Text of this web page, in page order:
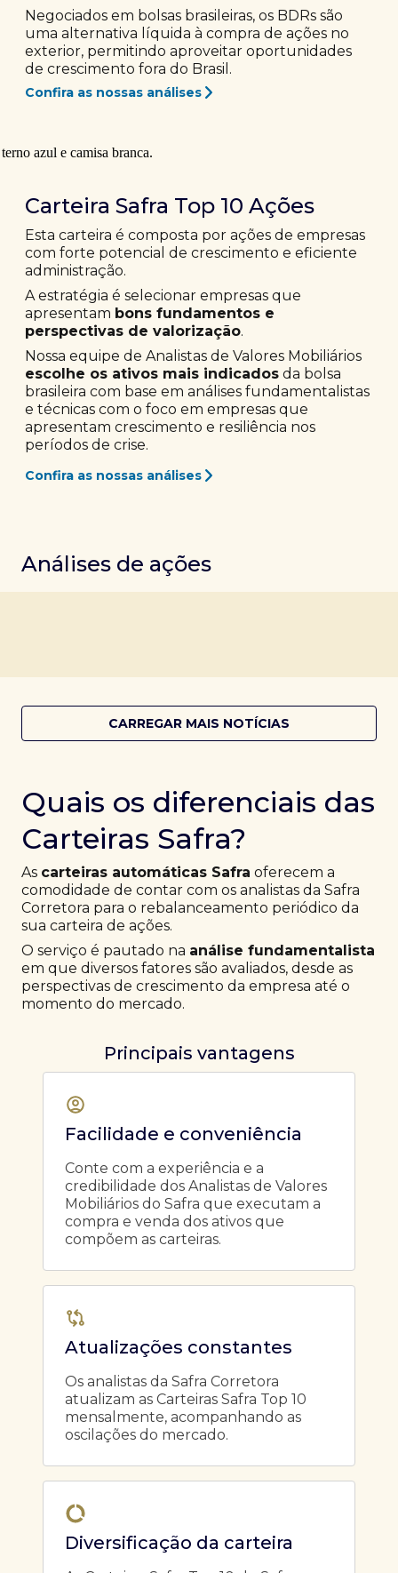
Negociados em bolsas brasileiras, os BDRs são
uma alternativa líquida à compra de ações no
exterior, permitindo aproveitar oportunidades
de crescimento fora do Brasil.
Confira as nossas análises
Carteira Safra Top 10 Ações
Esta carteira é composta por ações de empresas
com forte potencial de crescimento e eficiente
administração.
A estratégia é selecionar empresas que
apresentam bons fundamentos e
perspectivas de valorização.
Nossa equipe de Analistas de Valores Mobiliários
escolhe os ativos mais indicados da bolsa
brasileira com base em análises fundamentalistas
e técnicas com o foco em empresas que
apresentam crescimento e resiliência nos
períodos de crise.
Confira as nossas análises
Análises de ações
CARREGAR MAIS NOTÍCIAS
Quais os diferenciais das
Carteiras Safra?
As carteiras automáticas Safra oferecem a
comodidade de contar com os analistas da Safra
Corretora para o rebalanceamento periódico da
sua carteira de ações.
O serviço é pautado na análise fundamentalista
em que diversos fatores são avaliados, desde as
perspectivas de crescimento da empresa até o
momento do mercado.
Principais vantagens
Facilidade e conveniência
Conte com a experiência e a
credibilidade dos Analistas de Valores
Mobiliários do Safra que executam a
compra e venda dos ativos que
compõem as carteiras.
Atualizações constantes
Os analistas da Safra Corretora
atualizam as Carteiras Safra Top 10
mensalmente, acompanhando as
oscilações do mercado.
Diversificação da carteira